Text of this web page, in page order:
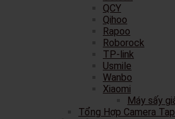
QCY
Qihoo
Rapoo
Roborock
TP-link
Usmile
Wanbo
Xiaomi
Máy sấy
Tổng Hợp Camera